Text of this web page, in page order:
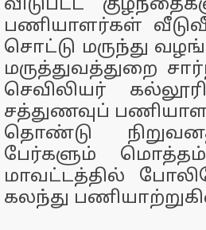
விடுபட்ட
பணியாளர்கள்
சொட்டு மருந்து
மருத்துவத்துறை
செவிலியர்
சத்துணவுப்
தொண்டு
பேர்களும்
மாவட்டத்தில்
கலந்து